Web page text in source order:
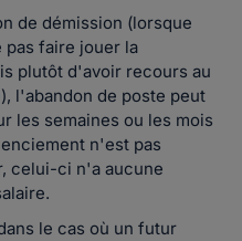
de démission (lorsque
faire jouer la
plutôt d'avoir recours au
), l'abandon de poste peut
les semaines ou les mois
n'est pas
celui-ci n'a aucune
le cas où un futur